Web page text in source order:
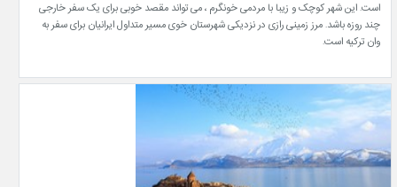
است. این شهر کوچک و زیبا با مردمی خونگرم ، می تواند مقصد خوبی برای یک سفر خارجی
چند روزه باشد. مرز زمینی رازی در نزدیکی شهرستان خوی مسیر متداول ایرانیان برای سفر به
وان ترکیه است.